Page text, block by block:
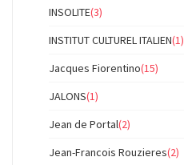
INSOLITE(3)
INSTITUT CULTUREL ITALIEN(1)
Jacques Fiorentino(15)
JALONS(1)
Jean de Portal(2)
Jean-Francois Rouzieres(2)